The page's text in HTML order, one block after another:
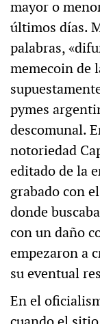
mayor o
últimos días.
palabras,
memecoin de
pymes
descomunal.
notoriedad
editado de la
grabado con
donde
con un daño
empezaron a
su eventual
En el